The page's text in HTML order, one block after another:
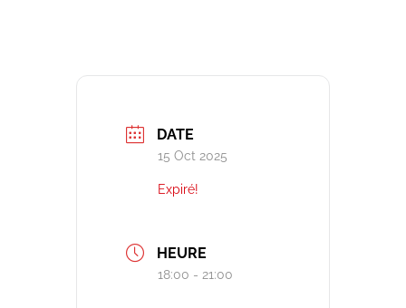
DATE
15 Oct 2025
Expiré!
HEURE
18:00 - 21:00